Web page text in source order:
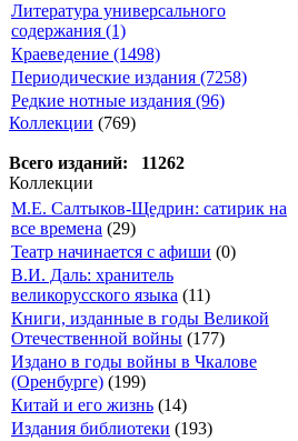
Литература универсального
содержания (1)
Краеведение (1498)
Периодические издания (7258)
Редкие нотные издания (96)
Коллекции (769)
Всего изданий: 11262
Коллекции
М.Е. Салтыков-Щедрин: сатирик на
все времена (29)
Театр начинается с афиши (0)
В.И. Даль: хранитель
великорусского языка (11)
Книги, изданные в годы Великой
Отечественной войны (177)
Издано в годы войны в Чкалове
(Оренбурге) (199)
Китай и его жизнь (14)
Издания библиотеки (193)